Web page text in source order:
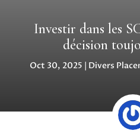
Investir dans les
décision
Oct 30, 2025 | Divers